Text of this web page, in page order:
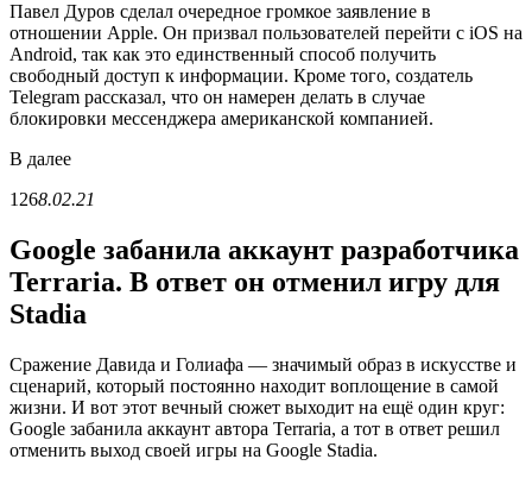
Павел Дуров сделал очередное громкое заявление в
отношении Apple. Он призвал пользователей перейти с iOS на
Android, так как это единственный способ получить
свободный доступ к информации. Кроме того, создатель
Telegram рассказал, что он намерен делать в случае
блокировки мессенджера американской компанией.
В далее
1268.02.21
Google забанила аккаунт разработчика
Terraria. В ответ он отменил игру для
Stadia
Сражение Давида и Голиафа — значимый образ в искусстве и
сценарий, который постоянно находит воплощение в самой
жизни. И вот этот вечный сюжет выходит на ещё один круг:
Google забанила аккаунт автора Terraria, а тот в ответ решил
отменить выход своей игры на Google Stadia.